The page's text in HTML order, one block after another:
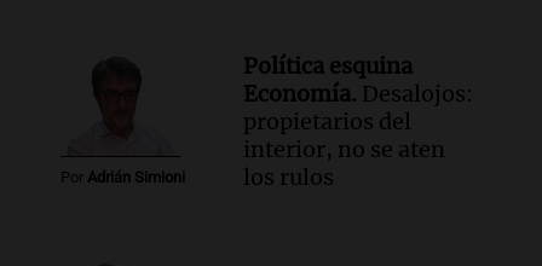
Audio.El Tesoro Nacional captura 12
billones de pesos y genera excedente de
liquidez de 4 billones
Panorama Federal
Por Adrián Simioni
Política esquina
Economía. Desalojos:
propietarios del
interior, no se aten
los rulos